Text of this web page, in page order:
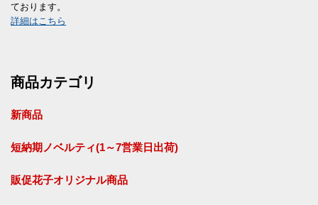
ております。
詳細はこちら
商品カテゴリ
新商品
短納期ノベルティ(1～7営業日出荷)
販促花子オリジナル商品